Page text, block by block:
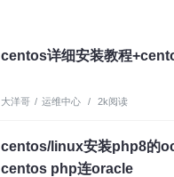
centos详细安装教程
大洋哥 / 运维中心 / 2k阅读
centos/linux安装php8的
centos php连oracle